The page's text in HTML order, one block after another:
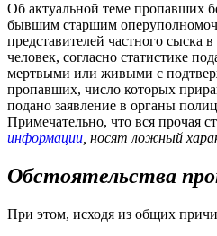
Об актуальной теме пропавших
бывшим старшим
представителей частного сыска
человек, согласно статистике
мертвыми или живыми с
пропавших, число которых
подано заявление в органы
Примечательно, что вся прочая
информации , носят ложный
Обстоятельства
При этом, исходя из общих